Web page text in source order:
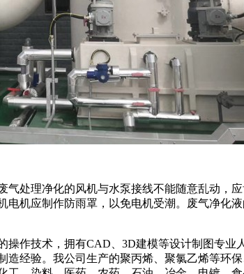
处理净化的风机与水泵接线不能随意乱动，
机应制作防雨罩，以免电机受潮。废气净化
技术，拥有CAD、3D建模等设计制图专业
经验。我公司生产的聚丙烯、聚氯乙烯等环